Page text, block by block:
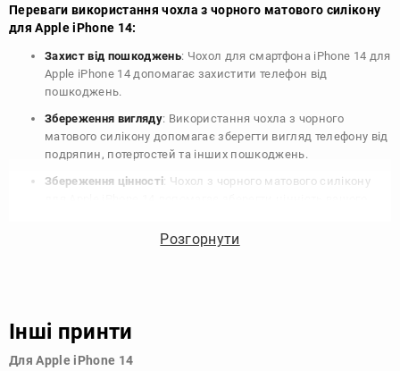
Переваги використання чохла з чорного матового силікону
для Apple iPhone 14:
Захист від пошкоджень: Чохол для смартфона iPhone 14 для
Apple iPhone 14 допомагає захистити телефон від
пошкоджень.
Збереження вигляду: Використання чохла з чорного
матового силікону допомагає зберегти вигляд телефону від
подряпин, потертостей та інших пошкоджень.
Збереження цінності: Чохол з чорного матового силікону
продати свій пристрій в майбутньому.
Узагалі, чохол для телефону - це дуже корисний аксесуар, який
допомагає захистити ваш пристрій, зберегти його цінність і
Розгорнути
Інші принти
Для Apple iPhone 14